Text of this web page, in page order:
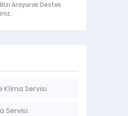
Arayarak Destek
Klima Servisi
Servisi